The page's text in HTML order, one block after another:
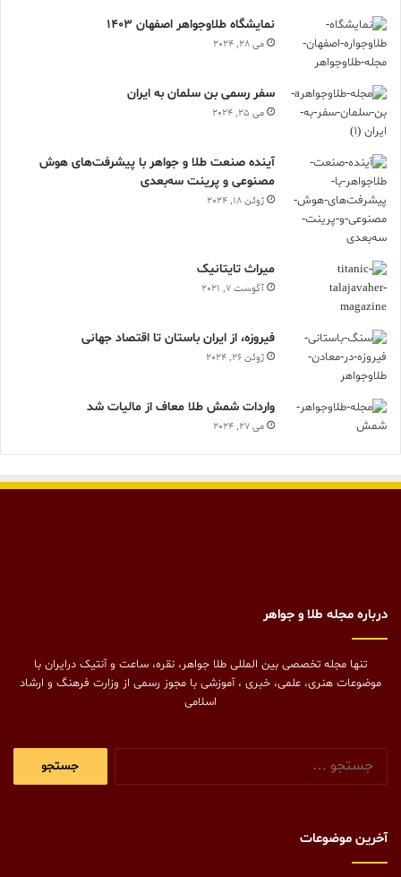
نمایشگاه طلاوجواهر اصفهان 1403
می 28, 2024
سفر رسمی بن سلمان به ایران
می 25, 2024
آینده صنعت طلا و جواهر با پیشرفت‌های هوش
مصنوعی و پرینت سه‌بعدی
ژوئن 18, 2024
ميراث تايتانيک
آگوست 7, 2021
فیروزه، از ایران باستان تا اقتصاد جهانی
ژوئن 26, 2024
واردات شمش طلا معاف از مالیات شد
می 27, 2024
درباره مجله طلا و جواهر
تنها مجله تخصصی بین المللی طلا جواهر، نقره، ساعت و آنتیک درایران با
موضوعات هنری، علمی، خبری ، آموزشی با مجوز رسمی از وزارت فرهنگ و ارشاد
اسلامی
آخرین موضوعات